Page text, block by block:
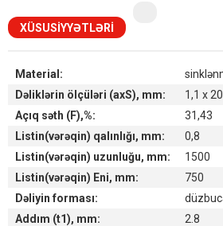
XÜSUSIYYƏTLƏRI
Material:
Dəliklərin ölçüləri (axS), mm:
1,1 x 20
Açıq səth (F),%:
31,43
Listin(vərəqin) qalınlığı, mm:
0,8
Listin(vərəqin) uzunluğu, mm:
1500
Listin(vərəqin) Eni, mm:
750
Dəliyin forması:
Addım (t1), mm:
2.8